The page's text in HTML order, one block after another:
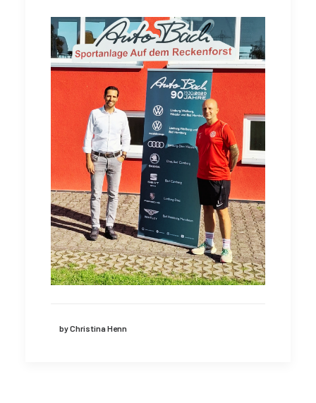
by Christina Henn